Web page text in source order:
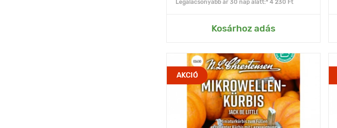
Legalacsonyabb ár 30 nap alatt:* 4 230 Ft
Kosárhoz adás
Hozzáadás az Én kertemhez
AKCIÓ
Jellemzők remek példány
Kifejlett kori
magasság
futó típusú
Ültetési távolság 100 х 100 cm